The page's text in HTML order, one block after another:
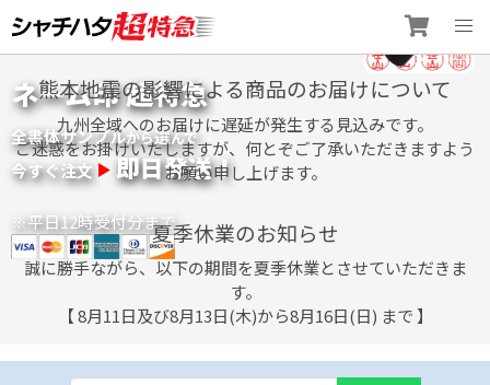
to
content
ネーム印 超特急
全書体サンプルから選んで
今すぐ注文 即日発送！
※平日12時受付分まで
熊本地震の影響による商品のお届けについて
九州全域へのお届けに遅延が発生する見込みです。
ご迷惑をお掛けいたしますが、何とぞご了承いただきますよう
お願い申し上げます。
夏季休業のお知らせ
誠に勝手ながら、以下の期間を夏季休業とさせていただきま
す。
【 8月11日及び8月13日(木)から8月16日(日) まで 】